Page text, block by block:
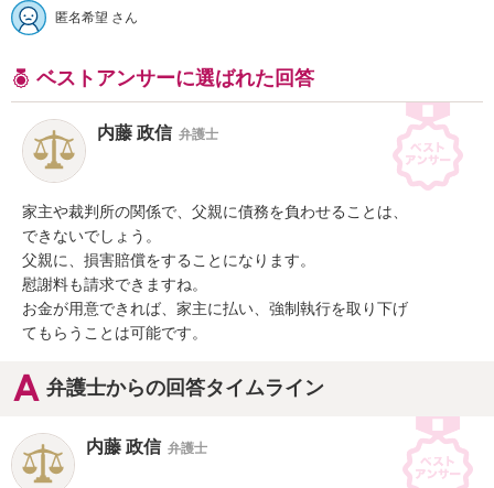
匿名希望 さん
ベストアンサーに選ばれた回答
内藤 政信 弁護士
家主や裁判所の関係で、父親に債務を負わせることは、
できないでしょう。
父親に、損害賠償をすることになります。
慰謝料も請求できますね。
お金が用意できれば、家主に払い、強制執行を取り下げ
てもらうことは可能です。
弁護士からの回答タイムライン
内藤 政信 弁護士